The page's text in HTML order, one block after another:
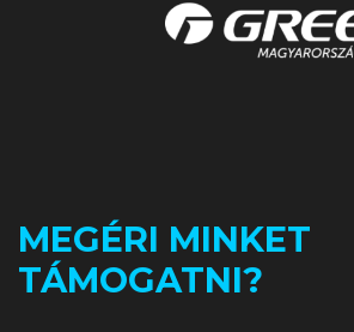
MEGÉRI MINKET
TÁMOGATNI?